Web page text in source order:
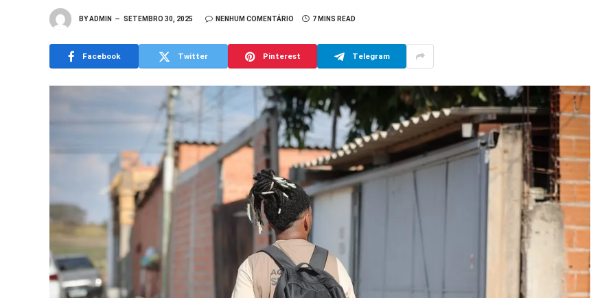
BYADMIN SETEMBRO 30, 2025 NENHUM COMENTÁRIO 7 MINS READ
Facebook Twitter Pinterest Telegram